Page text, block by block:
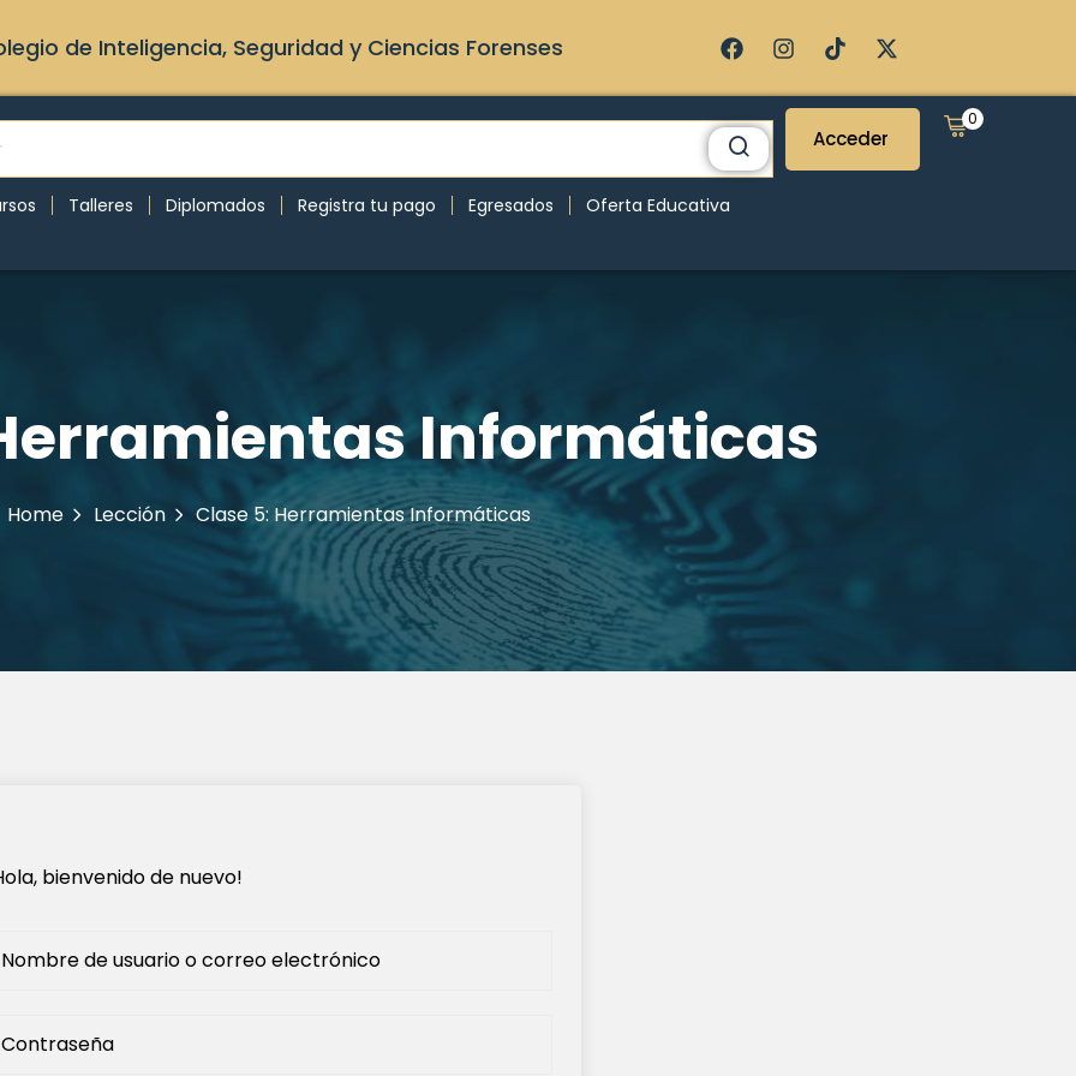
de Inteligencia, Seguridad y Ciencias Forenses
Talleres Diplomados Registra tu pago Egresados Oferta Educativa
Acceder
0
Informáticas
Home Lección Clase 5: Herramientas Informáticas
bienvenido de nuevo!